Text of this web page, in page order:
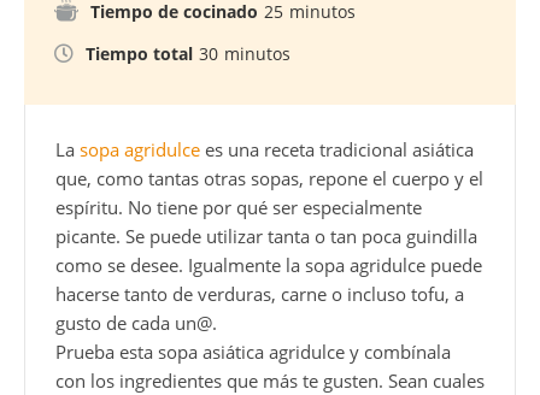
Tiempo de cocinado 25 minutos
Tiempo total 30 minutos
La sopa agridulce es una receta tradicional asiática
que, como tantas otras sopas, repone el cuerpo y el
espíritu. No tiene por qué ser especialmente
picante. Se puede utilizar tanta o tan poca guindilla
como se desee. Igualmente la sopa agridulce puede
hacerse tanto de verduras, carne o incluso tofu, a
gusto de cada un@.
Prueba esta sopa asiática agridulce y combínala
con los ingredientes que más te gusten. Sean cuales